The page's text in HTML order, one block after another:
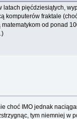
latach pięćdziesiątych,
komputerów fraktale
matematykom od ponad
choć IMO jednak
tym niemniej w